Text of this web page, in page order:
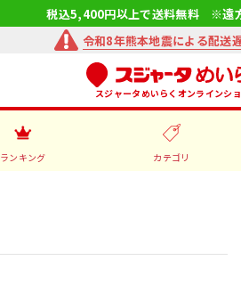
税込5,400円以上で送料無料 ※遠
令和8年熊本地震による配送
スジャータめいらくオンラインシ
ランキング カテゴリ